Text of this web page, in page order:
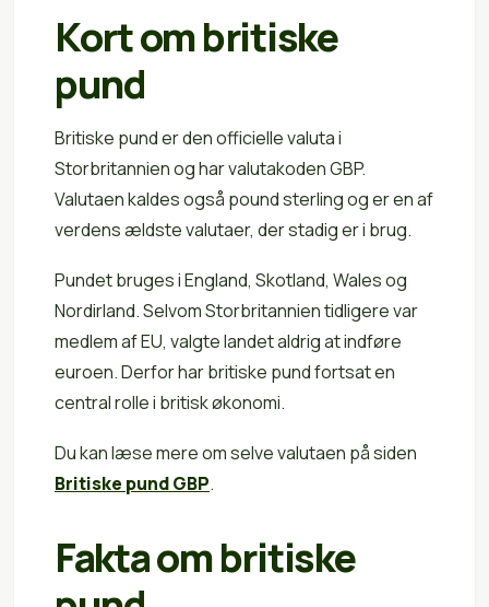
Kort om britiske
pund
Britiske pund er den officielle valuta i
Storbritannien og har valutakoden GBP.
Valutaen kaldes også pound sterling og er en af
verdens ældste valutaer, der stadig er i brug.
Pundet bruges i England, Skotland, Wales og
Nordirland. Selvom Storbritannien tidligere var
medlem af EU, valgte landet aldrig at indføre
euroen. Derfor har britiske pund fortsat en
central rolle i britisk økonomi.
Du kan læse mere om selve valutaen på siden
Britiske pund GBP.
Fakta om britiske